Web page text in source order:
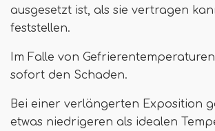
ausgesetzt ist, als sie vertragen
feststellen.
Im Falle von
sofort den Schaden.
Bei einer verlängerten Exposition
etwas niedrigeren als idealen